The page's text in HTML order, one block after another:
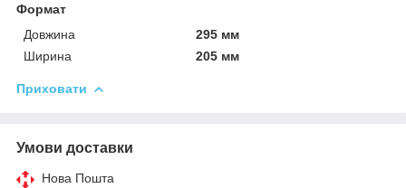
Формат
Довжина
295 мм
Ширина
205 мм
Приховати
Умови доставки
Нова Пошта